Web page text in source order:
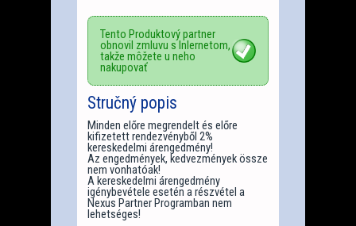
Tento Produktový partner
obnovil zmluvu s Inlernetom,
takže môžete u neho
nakupovať
Stručný popis
Minden előre megrendelt és előre
kifizetett rendezvényből 2%
kereskedelmi árengedmény!
Az engedmények, kedvezmények össze
nem vonhatóak!
A kereskedelmi árengedmény
igénybevétele esetén a részvétel a
Nexus Partner Programban nem
lehetséges!